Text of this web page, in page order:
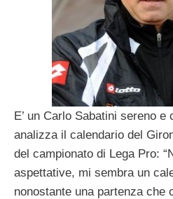
E’ un Carlo Sabatini sereno
analizza il calendario del
del campionato di Lega Pro:
aspettative, mi sembra un
nonostante una partenza che